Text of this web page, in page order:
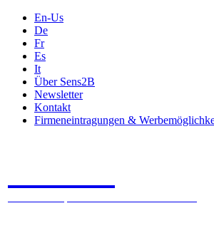
En-Us
De
Fr
Es
It
Über Sens2B
Newsletter
Kontakt
Firmeneintragungen &